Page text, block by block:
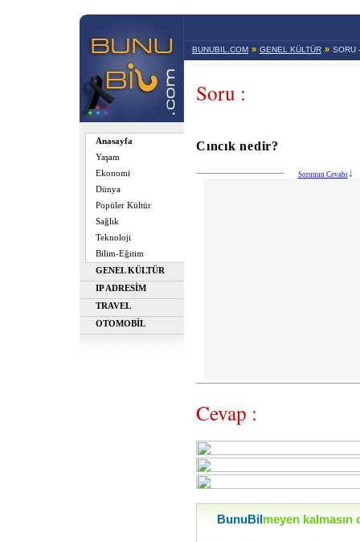
Anasayfa
Yaşam
Ekonomi
Dünya
Popüler Kültür
Sağlık
Teknoloji
Bilim-Eğitim
GENEL KÜLTÜR
IP ADRESİM
TRAVEL
OTOMOBİL
BUNUBIL.COM » GENEL KÜLTÜR » SORU
Soru :
Cıncık nedir?
Sorunun Cevabı
Cevap :
BunuBil meyen kalmasın